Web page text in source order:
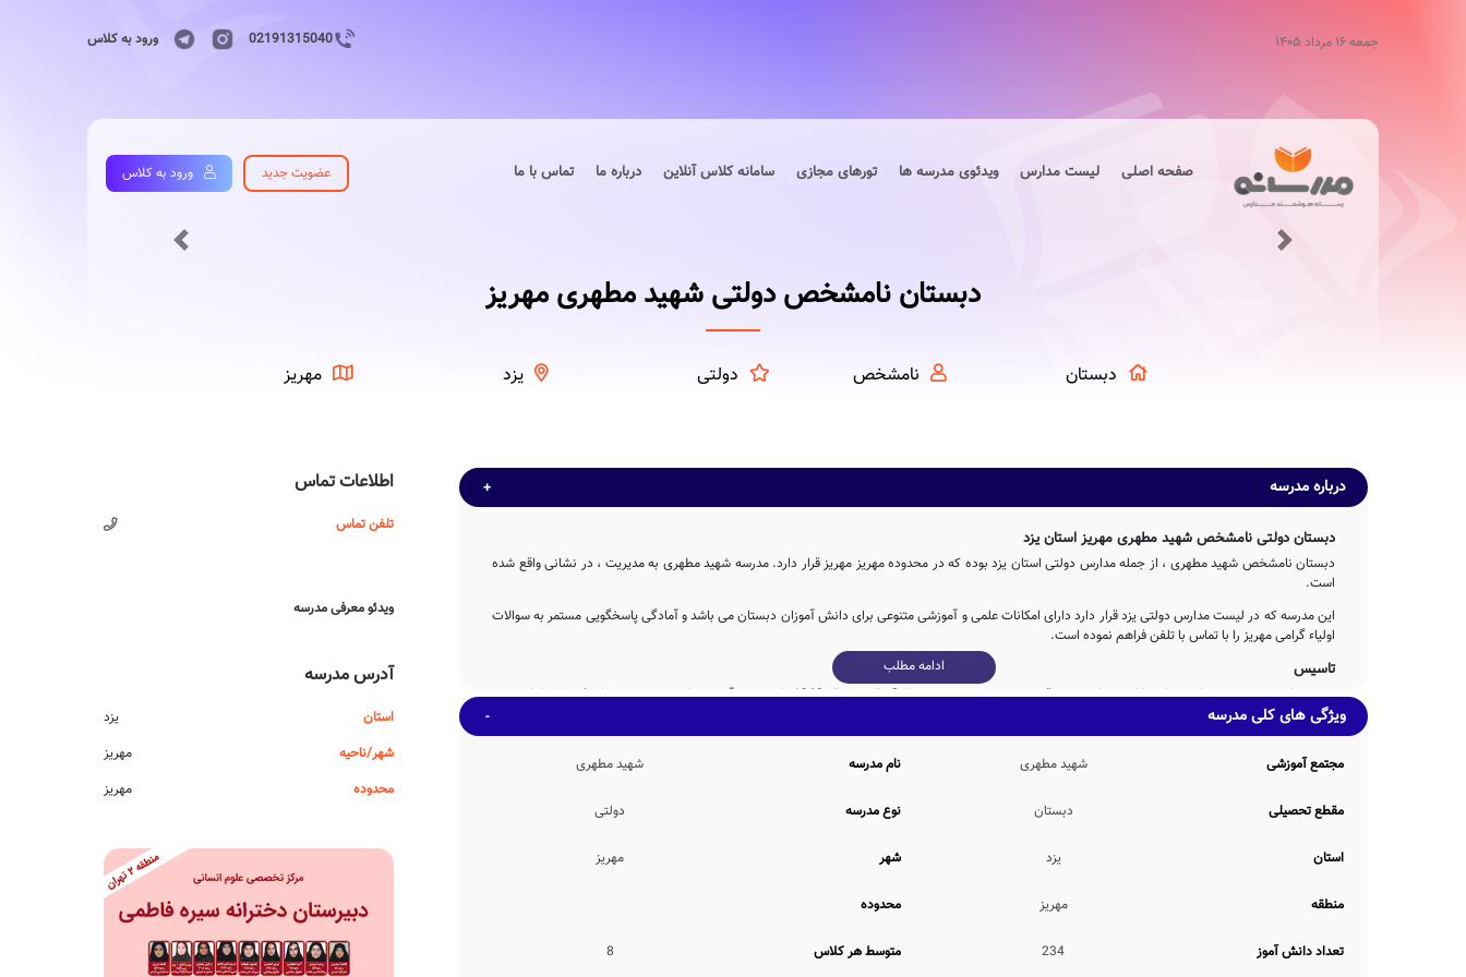
جمعه ۱۶ مرداد ۱۴۰۵ 02191315040 ورود به کلاس
صفحه اصلی لیست مدارس ویدئوی مدرسه ها تورهای مجازی سامانه کلاس آنلاین درباره ما تماس با ما عضویت جدید ورود به کلاس
Previous Next
دبستان نامشخص دولتی شهید مطهری مهریز
دبستان نامشخص دولتی یزد مهریز
اطلاعات تماس
تلفن تماس
ویدئو معرفی مدرسه
آدرس مدرسه
استان
یزد
شهر/ناحیه
مهریز
محدوده
مهریز
درباره مدرسه
دبستان دولتی نامشخص شهید مطهری مهریز استان یزد
دبستان نامشخص شهید مطهری ، از جمله مدارس دولتی استان یزد بوده که در محدوده مهریز مهریز قرار دارد. مدرسه شهید مطهری به مدیریت ، در نشانی واقع شده
است.
این مدرسه که در لیست مدارس دولتی یزد قرار دارد دارای امکانات علمی و آموزشی متنوعی برای دانش آموزان دبستان می باشد و آمادگی پاسخگویی مستمر به سوالات
اولیاء گرامی مهریز را با تماس با تلفن فراهم نموده است.
تاسیس
مدرسه نامشخص شهید مطهری با مشارکت و تلاش بی وقفه ی بخش خصوصی پس از 2ساله در سال 1362 وارد چرخه آموزشی کشور شده و پذیرای فرزندان ایران زمین
بوده است.
مدرسه ی دبستان می باشد.
ظرفیت آموزشی
و سرویس ایاب و ذهاب در صورت نیاز اولیاء دانش آموزان و... می باشد.
ادامه مطلب
ویژگی های کلی مدرسه
مجتمع آموزشی شهید مطهری نام مدرسه شهید مطهری
مقطع تحصیلی دبستان نوع مدرسه دولتی
استان یزد شهر مهریز
منطقه مهریز محدوده
تعداد دانش آموز 234 متوسط هر کلاس 8